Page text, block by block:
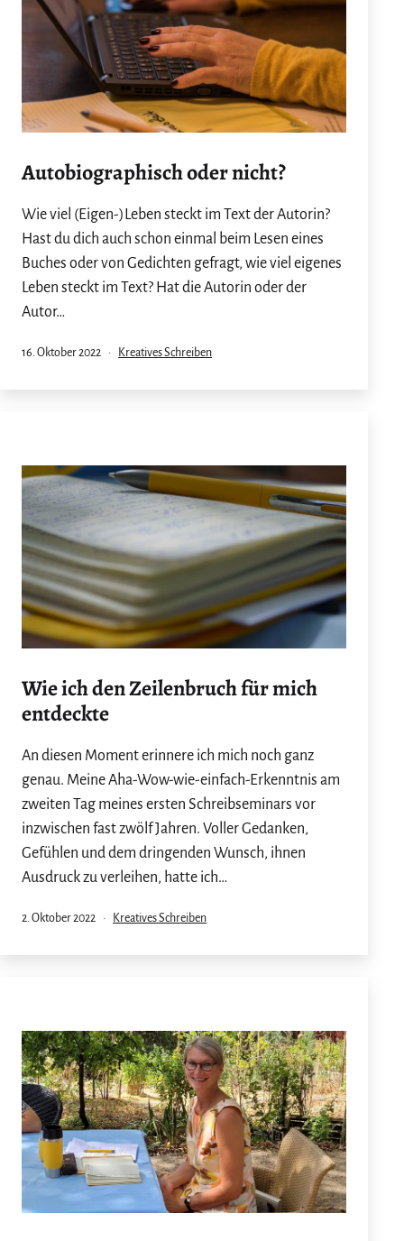
Autobiographisch oder nicht?
Wie viel (Eigen-)Leben steckt im Text der Autorin?
Hast du dich auch schon einmal beim Lesen eines
Buches oder von Gedichten gefragt, wie viel eigenes
Leben steckt im Text? Hat die Autorin oder der
Autor…
Veröffentlicht
16. Oktober 2022
Kategorisiert
Kreatives Schreiben
Wie ich den Zeilenbruch für mich
entdeckte
An diesen Moment erinnere ich mich noch ganz
genau. Meine Aha-Wow-wie-einfach-Erkenntnis am
zweiten Tag meines ersten Schreibseminars vor
inzwischen fast zwölf Jahren. Voller Gedanken,
Gefühlen und dem dringenden Wunsch, ihnen
Ausdruck zu verleihen, hatte ich…
Veröffentlicht
2. Oktober 2022
Kategorisiert
Kreatives Schreiben